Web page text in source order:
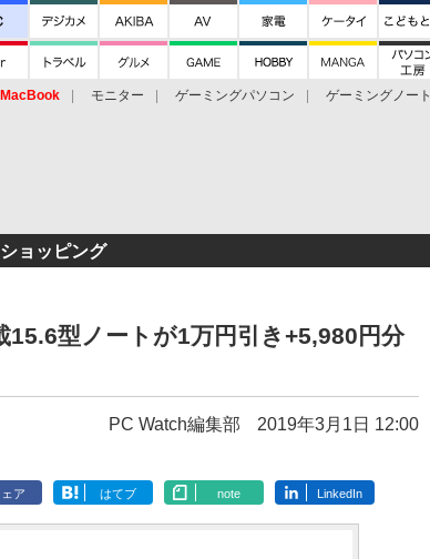
MacBook モニター ゲーミングパソコン ゲーミングノート
ョッピング
15.6型ノートが1万円引き+5,980円分
PC Watch編集部 2019年3月1日 12:00
ア はてブ note LinkedIn